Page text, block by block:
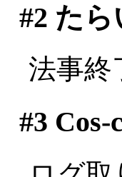
#2 たら
法事終
#3 Cos-